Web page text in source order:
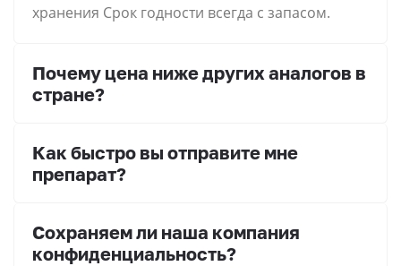
хранения Срок годности всегда с запасом.
Почему цена ниже других аналогов в
стране?
Как быстро вы отправите мне
препарат?
Сохраняем ли наша компания
конфиденциальность?